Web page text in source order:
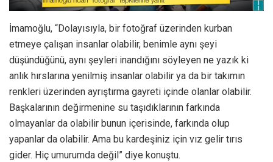
İmamoğlu, “Dolayısıyla, bir fotoğraf üzerinden kurban
etmeye çalışan insanlar olabilir, benimle aynı şeyi
düşündüğünü, aynı şeyleri inandığını söyleyen ne yazık ki
anlık hırslarına yenilmiş insanlar olabilir ya da bir takımın
renkleri üzerinden ayrıştırma gayreti içinde olanlar olabilir.
Başkalarının değirmenine su taşıdıklarının farkında
olmayanlar da olabilir bunun içerisinde, farkında olup
yapanlar da olabilir. Ama bu kardeşiniz için vız gelir tırıs
gider. Hiç umurumda değil” diye konuştu.